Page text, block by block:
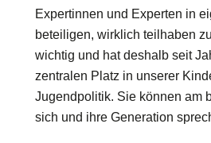
Expertinnen und Experten in
beteiligen, wirklich teilhaben
wichtig und hat deshalb seit
zentralen Platz in unserer
Jugendpolitik. Sie können am
sich und ihre Generation